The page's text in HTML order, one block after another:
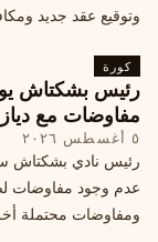
وتوقيع عقد جديد
كورة
رئيس بشكتاش
مفاوضات مع دياز
٥ أغسطس ٢٠٢٦
رئيس نادي بشكتاش
عدم وجود مفاوضات
ومفاوضات محتملة